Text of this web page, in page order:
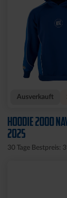
Ausverkauft
HOODIE 2000
2025
30 Tage Bestpreis: